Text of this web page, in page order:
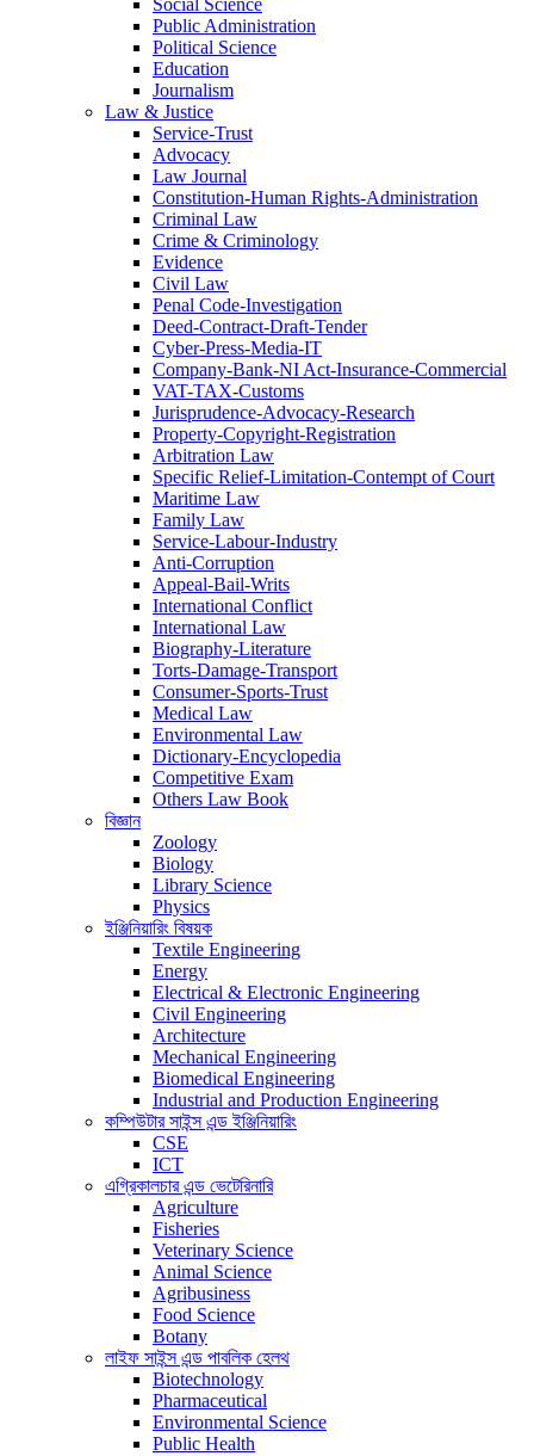
Public Administration
Political Science
Education
Journalism
Law & Justice
Service-Trust
Advocacy
Law Journal
Constitution-Human Rights-Administration
Criminal Law
Crime & Criminology
Evidence
Civil Law
Penal Code-Investigation
Deed-Contract-Draft-Tender
Cyber-Press-Media-IT
Company-Bank-NI Act-Insurance-Commercial
VAT-TAX-Customs
Jurisprudence-Advocacy-Research
Property-Copyright-Registration
Arbitration Law
Specific Relief-Limitation-Contempt of Court
Maritime Law
Family Law
Service-Labour-Industry
Anti-Corruption
Appeal-Bail-Writs
International Conflict
International Law
Biography-Literature
Torts-Damage-Transport
Consumer-Sports-Trust
Medical Law
Environmental Law
Dictionary-Encyclopedia
Competitive Exam
Others Law Book
বিজ্ঞান
Zoology
Biology
Library Science
Physics
ইঞ্জিনিয়ারিং বিষয়ক
Textile Engineering
Energy
Electrical & Electronic Engineering
Civil Engineering
Architecture
Mechanical Engineering
Biomedical Engineering
Industrial and Production Engineering
কম্পিউটার সাইন্স এন্ড ইঞ্জিনিয়ারিং
CSE
ICT
এগ্রিকালচার এন্ড ভেটেরিনারি
Agriculture
Fisheries
Veterinary Science
Animal Science
Agribusiness
Food Science
Botany
লাইফ সাইন্স এন্ড পাবলিক হেলথ
Biotechnology
Pharmaceutical
Environmental Science
Public Health